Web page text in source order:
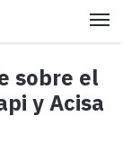
sobre el
y Acisa